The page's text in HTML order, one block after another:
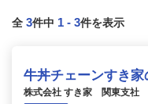
全 3件中 1 - 3件を表示
牛丼チェーンすき
株式会社 すき家 関東支社